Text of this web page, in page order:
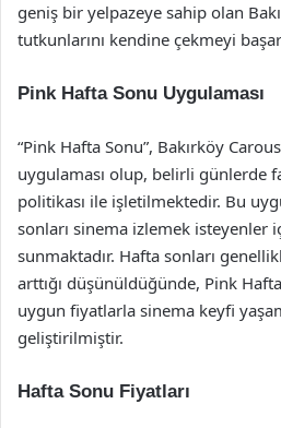
geniş bir yelpazeye sahip olan
tutkunlarını kendine çekmeyi
Pink Hafta Sonu Uygulaması
“Pink Hafta Sonu”, Bakırköy
uygulaması olup, belirli günlerde
politikası ile işletilmektedir. Bu
sonları sinema izlemek isteyenler
sunmaktadır. Hafta sonları
arttığı düşünüldüğünde, Pink
uygun fiyatlarla sinema keyfi
geliştirilmiştir.
Hafta Sonu Fiyatları